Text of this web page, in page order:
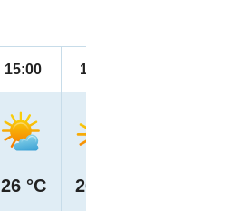
15:00
26 °C
16:00
26 °C